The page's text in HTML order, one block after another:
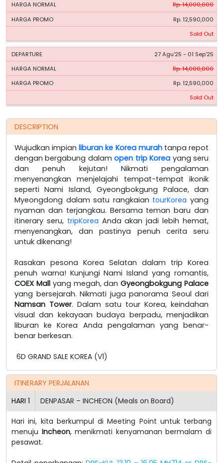
Rp. 14,000,000
Rp. 12,590,000
Sold Out
27 Agu'25 - 01 Sep'25
Rp. 14,000,000
Rp. 12,590,000
Sold Out
DESCRIPTION
Wujudkan impianliburan ke Korea murahtanpa repot
dengan bergabung dalamopen trip Korea yang seru
dan penuh kejutan! Nikmati pengalaman
menyenangkan menjelajahi tempat-tempat ikonik
seperti Nami Island, Gyeongbokgung Palace, dan
Myeongdong dalam satu rangkaian tourKorea yang
nyaman dan terjangkau. Bersama teman baru dan
itinerary seru, tripKorea Anda akan jadi lebih hemat,
menyenangkan, dan pastinya penuh cerita seru
untuk dikenang!
Rasakan pesona Korea Selatan dalam trip Korea
penuh warna! Kunjungi Nami Island yang romantis,
COEX Mall yang megah, danGyeongbokgung Palace
yang bersejarah. Nikmati juga panorama Seoul dari
Namsan Tower. Dalam satu tour Korea, keindahan
visual dan kekayaan budaya berpadu, menjadikan
liburan ke Korea Anda pengalaman yang benar-
benar berkesan.
6D GRAND SALE KOREA (V1)
ITINERARY PERJALANAN
HARI 1 DENPASAR – INCHEON (Meals on Board)
Hari ini, kita berkumpul di Meeting Point untuk terbang
menuju Incheon, menikmati kenyamanan bermalam di
pesawat.